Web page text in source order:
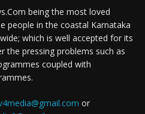
being the most loved
people in the coastal Karnataka
which is well accepted for its
the pressing problems such as
coupled with
or